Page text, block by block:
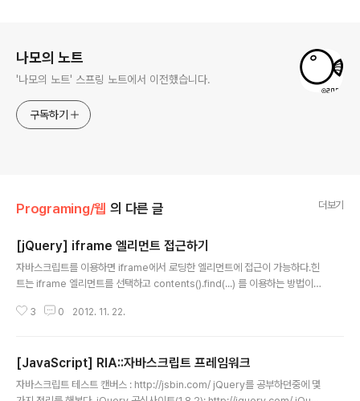
나모의 노트
'나모의 노트' 스프링 노트에서 이전했습니다.
구독하기
Programing/웹 의 다른 글 더보기
[jQuery] iframe 엘리먼트 접근하기
자바스크립트를 이용하면 iframe에서 로딩한 엘리먼트에 접근이 가능하다.힌
트는 iframe 엘리먼트를 선택하고 contents().find(...) 를 이용하는 방법이다.
ome에서는 불가능했다) 참고: - How to access iframe in jQuery : 접근
함한다고 할 때,Hello world! 다음과 같이 내용을 가져오는 것이 가능하다. 핵
심은 contents()에서 find하는 것$('#iframeID').contents().find..
3 0 2012. 11. 22.
[JavaScript] RIA::자바스크립트 프레임워크
자바스크립트 테스트 캔버스 : http://jsbin.com/ jQuery를 공부하던중에 몇